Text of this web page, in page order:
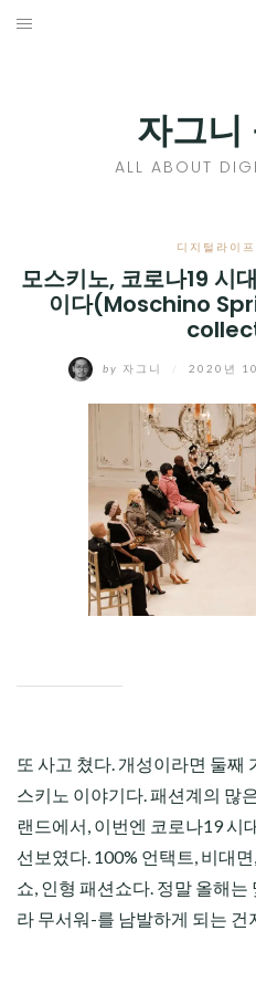
Skip
자그니
ALL ABOUT
디지털라이프
모스키노, 코로나19 시
이다(Moschino
by 자그니 2020년
또 사고 쳤다. 개성이라면 둘째
스키노 이야기다. 패션계의 많
랜드에서, 이번엔 코로나19 시
선보였다. 100% 언택트, 비대
쇼, 인형 패션쇼다. 정말 올해
라 무서워-를 남발하게 되는 건
디지털트렌드